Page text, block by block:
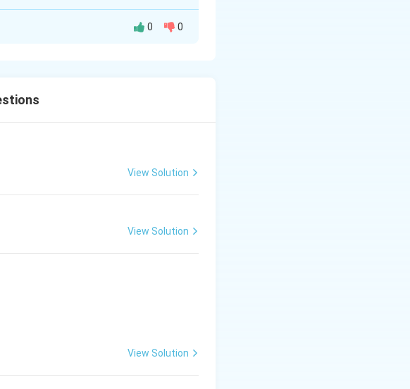
0 0
View Solution
View Solution
\hline \text{(1) साधि-व्यवधानम्} & \text{9.20} \\ \hline \text{(2) दशार्धिक-
View Solution